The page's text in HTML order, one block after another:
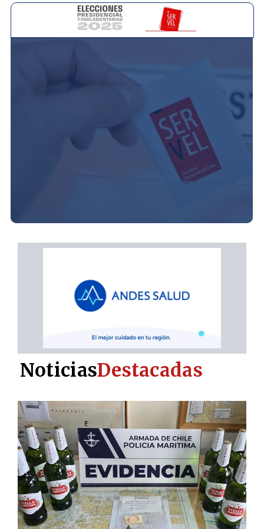
NoticiasDestacadas